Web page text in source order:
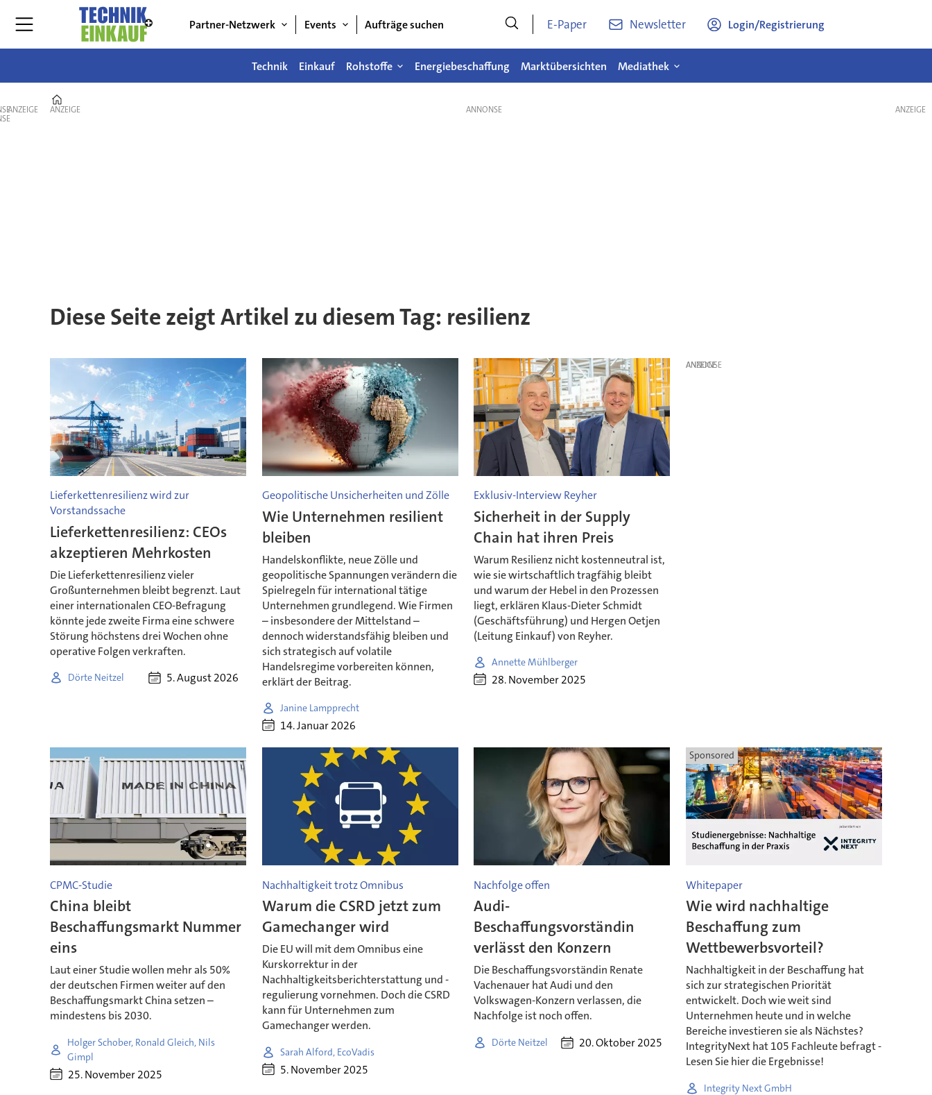
Partner-Netzwerk Events Aufträge suchen E-Paper Newsletter Login/Registrierung
Technik Einkauf Rohstoffe Energiebeschaffung Marktübersichten Mediathek
ANZEIGE ANZEIGE
Diese Seite zeigt Artikel zu diesem Tag: resilienz
Lieferkettenresilienz wird zur
Vorstandssache
Lieferkettenresilienz: CEOs
akzeptieren Mehrkosten
Die Lieferkettenresilienz vieler
Großunternehmen bleibt begrenzt. Laut
einer internationalen CEO-Befragung
könnte jede zweite Firma eine schwere
Störung höchstens drei Wochen ohne
operative Folgen verkraften.
Dörte Neitzel 5. August 2026
Geopolitische Unsicherheiten und Zölle
Wie Unternehmen resilient
bleiben
Handelskonflikte, neue Zölle und
geopolitische Spannungen verändern die
Spielregeln für international tätige
Unternehmen grundlegend. Wie Firmen
– insbesondere der Mittelstand –
dennoch widerstandsfähig bleiben und
sich strategisch auf volatile
Handelsregime vorbereiten können,
erklärt der Beitrag.
Janine Lampprecht
14. Januar 2026
Exklusiv-Interview Reyher
Sicherheit in der Supply
Chain hat ihren Preis
Warum Resilienz nicht kostenneutral ist,
wie sie wirtschaftlich tragfähig bleibt
und warum der Hebel in den Prozessen
liegt, erklären Klaus-Dieter Schmidt
(Geschäftsführung) und Hergen Oetjen
(Leitung Einkauf) von Reyher.
Annette Mühlberger
28. November 2025
ANZEIGE
CPMC-Studie
China bleibt
Beschaffungsmarkt Nummer
eins
Laut einer Studie wollen mehr als 50%
der deutschen Firmen weiter auf den
Beschaffungsmarkt China setzen –
mindestens bis 2030.
Holger Schober, Ronald Gleich, Nils
Gimpl
25. November 2025
Nachhaltigkeit trotz Omnibus
Warum die CSRD jetzt zum
Gamechanger wird
Die EU will mit dem Omnibus eine
Kurskorrektur in der
Nachhaltigkeitsberichterstattung und -
regulierung vornehmen. Doch die CSRD
kann für Unternehmen zum
Gamechanger werden.
Sarah Alford, EcoVadis
5. November 2025
Nachfolge offen
Audi-
Beschaffungsvorständin
verlässt den Konzern
Die Beschaffungsvorständin Renate
Vachenauer hat Audi und den
Volkswagen-Konzern verlassen, die
Nachfolge ist noch offen.
Dörte Neitzel 20. Oktober 2025
Sponsored
Whitepaper
Wie wird nachhaltige
Beschaffung zum
Wettbewerbsvorteil?
Nachhaltigkeit in der Beschaffung hat
sich zur strategischen Priorität
entwickelt. Doch wie weit sind
Unternehmen heute und in welche
Bereiche investieren sie als Nächstes?
IntegrityNext hat 105 Fachleute befragt -
Lesen Sie hier die Ergebnisse!
Integrity Next GmbH
ANZEIGE